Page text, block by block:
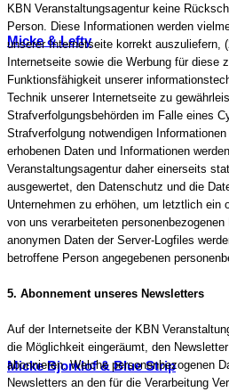
Micke & Lefty
Micke Bjorklof & Blue Strip
KBN Veranstaltungsagentur keine
Person. Diese Informationen werden
unserer Internetseite korrekt auszuliefern,
Internetseite sowie die Werbung für diese
Funktionsfähigkeit unserer
Technik unserer Internetseite zu
Strafverfolgungsbehörden im Falle eines
Strafverfolgung notwendigen
erhobenen Daten und Informationen
Veranstaltungsagentur daher einerseits
ausgewertet, den Datenschutz und die
Unternehmen zu erhöhen, um letztlich ein
von uns verarbeiteten
anonymen Daten der Server-Logfiles
betroffene Person angegebenen
5. Abonnement unseres Newsletters
Auf der Internetseite der KBN
die Möglichkeit eingeräumt, den
abonnieren. Welche personenbezogenen
Newsletters an den für die Verarbeitung